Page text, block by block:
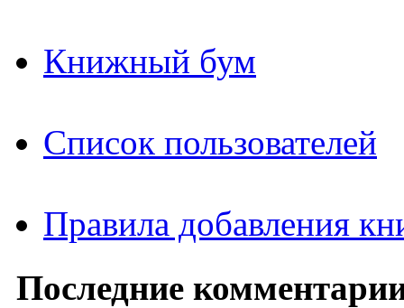
Книжный бум
Список пользователей
Правила добавления
Последние